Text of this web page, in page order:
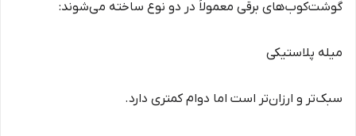
گوشت‌کوب‌های برقی معمولاً در دو نوع ساخته می‌شوند:
میله پلاستیکی
سبک‌تر و ارزان‌تر است اما دوام کمتری دارد.